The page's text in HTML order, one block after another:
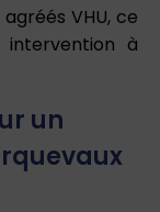
VHU, ce
à
un